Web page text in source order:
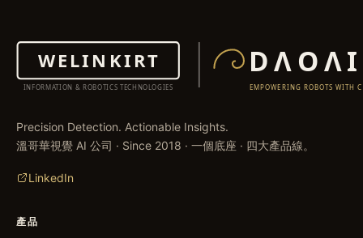
Precision Detection. Actionable Insights.
溫哥華視覺 AI 公司 · Since 2018 · 一個底座 · 四大產品線。
LinkedIn
產品